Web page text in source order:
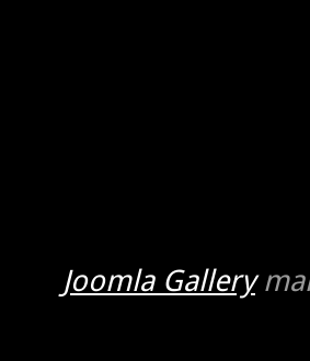
Joomla Gallery